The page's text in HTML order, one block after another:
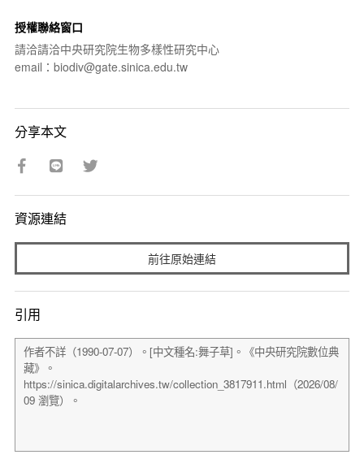
授權聯絡窗口
請洽請洽中央研究院生物多樣性研究中心
email：biodiv@gate.sinica.edu.tw
分享本文
資源連結
前往原始連結
引用